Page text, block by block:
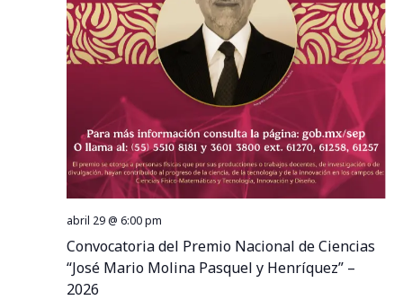
Convocatoria del Premio Nacional de Ciencias
“José Mario Molina Pasquel y Henríquez” –
2026
abril 29 @ 6:00 pm